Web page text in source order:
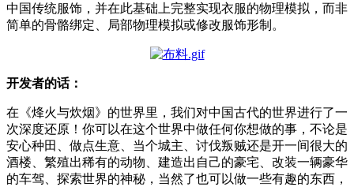
中国传统服饰，并在此基础上完整实现衣服的物理模拟，而非
简单的骨骼绑定、局部物理模拟或修改服饰形制。
开发者的话：
在《烽火与炊烟》的世界里，我们对中国古代的世界进行了一
次深度还原！你可以在这个世界中做任何你想做的事，不论是
安心种田、做点生意、当个城主、讨伐叛贼还是开一间很大的
酒楼、繁殖出稀有的动物、建造出自己的豪宅、改装一辆豪华
的车驾、探索世界的神秘，当然了也可以做一些有趣的东西，